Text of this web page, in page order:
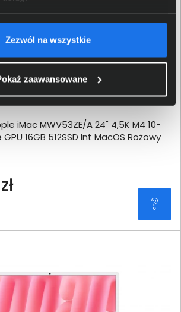
Zezwól na wszystkie
zaawansowane
iMac MWV53ZE/A 24" 4,5K M4 10-
16GB 512SSD Int MacOS Rożowy